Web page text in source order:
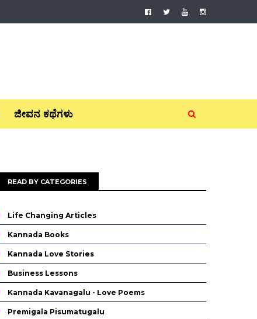
ಜೀವನ ಕಥೆಗಳು
READ BY CATEGORIES
Life Changing Articles
Kannada Books
Kannada Love Stories
Business Lessons
Kannada Kavanagalu - Love Poems
Premigala Pisumatugalu